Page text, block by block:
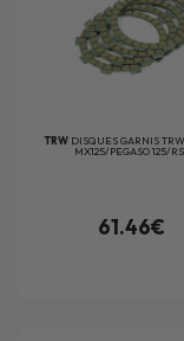
TRW DISQUES GARNIS
MX125/PEGASO 125/
61.46€